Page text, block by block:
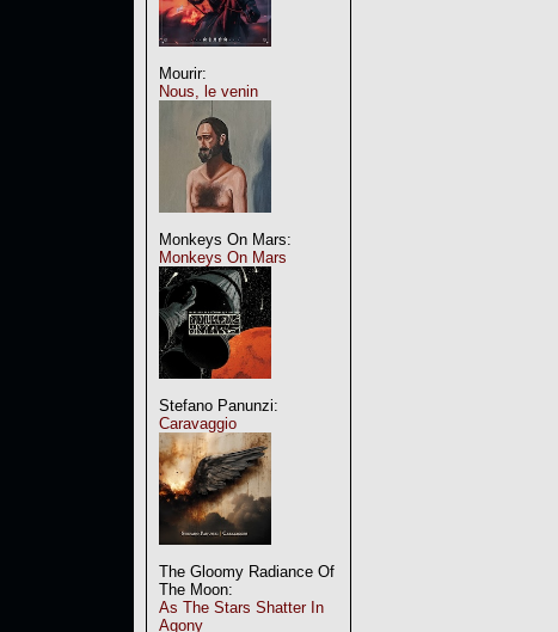
Mourir:
Nous, le venin
Monkeys On Mars:
Monkeys On Mars
Stefano Panunzi:
Caravaggio
The Gloomy Radiance Of
The Moon:
As The Stars Shatter In
Agony